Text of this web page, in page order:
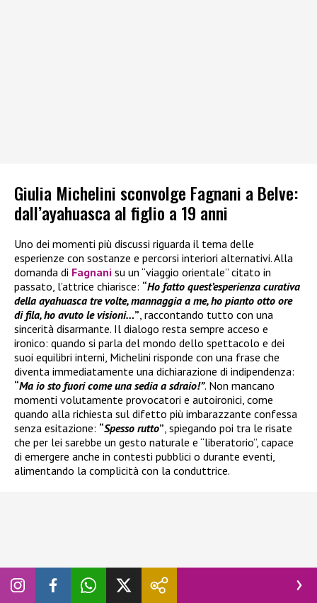
Giulia Michelini sconvolge Fagnani a Belve:
dall’ayahuasca al figlio a 19 anni
Uno dei momenti più discussi riguarda il tema delle
esperienze con sostanze e percorsi interiori alternativi. Alla
domanda di Fagnani su un “viaggio orientale” citato in
passato, l’attrice chiarisce: “Ho fatto quest’esperienza curativa
della ayahuasca tre volte, mannaggia a me, ho pianto otto ore
di fila, ho avuto le visioni…” , raccontando tutto con una
sincerità disarmante. Il dialogo resta sempre acceso e
ironico: quando si parla del mondo dello spettacolo e dei
suoi equilibri interni, Michelini risponde con una frase che
diventa immediatamente una dichiarazione di indipendenza:
“Ma io sto fuori come una sedia a sdraio!”. Non mancano
momenti volutamente provocatori e autoironici, come
quando alla richiesta sul difetto più imbarazzante confessa
senza esitazione: “Spesso rutto” , spiegando poi tra le risate
che per lei sarebbe un gesto naturale e “liberatorio”, capace
di emergere anche in contesti pubblici o durante eventi,
alimentando la complicità con la conduttrice.